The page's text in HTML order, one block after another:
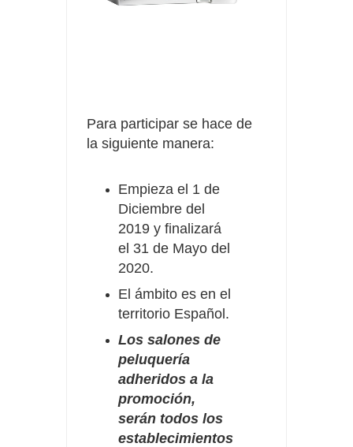
Para participar se hace de
la siguiente manera:
Empieza el 1 de
Diciembre del
2019 y finalizará
el 31 de Mayo del
2020.
El ámbito es en el
territorio Español.
Los salones de
peluquería
adheridos a la
promoción,
serán todos los
establecimientos